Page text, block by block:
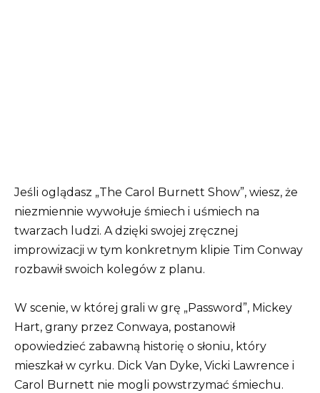
Jeśli oglądasz „The Carol Burnett Show”, wiesz, że
niezmiennie wywołuje śmiech i uśmiech na
twarzach ludzi. A dzięki swojej zręcznej
improwizacji w tym konkretnym klipie Tim Conway
rozbawił swoich kolegów z planu.
W scenie, w której grali w grę „Password”, Mickey
Hart, grany przez Conwaya, postanowił
opowiedzieć zabawną historię o słoniu, który
mieszkał w cyrku. Dick Van Dyke, Vicki Lawrence i
Carol Burnett nie mogli powstrzymać śmiechu.